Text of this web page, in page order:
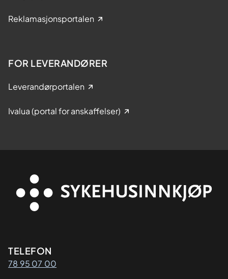
Reklamasjonsportalen
FOR LEVERANDØRER
Leverandørportalen
Ivalua (portal for anskaffelser)
Kontaktinformasjon
TELEFON
78 95 07 00